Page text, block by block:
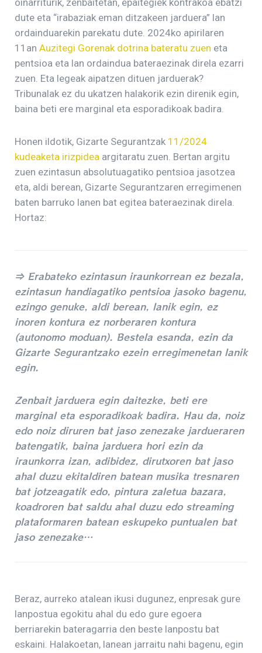
oinarriturik, zenbaitetan, epaitegiek kontrakoa ebatzi
dute eta “irabaziak eman ditzakeen jarduera” lan
ordainduarekin parekatu dute. 2024ko apirilaren
11an Auzitegi Gorenak dotrina bateratu zuen eta
pentsioa eta lan ordaindua bateraezinak direla ezarri
zuen. Eta legeak aipatzen dituen jarduerak?
Tribunalak ez du ukatzen halakorik ezin direnik egin,
baina beti ere marginal eta esporadikoak badira.
Honen ildotik, Gizarte Segurantzak 11/2024
kudeaketa irizpidea argitaratu zuen. Bertan argitu
zuen ezintasun absolutuagatiko pentsioa jasotzea
eta, aldi berean, Gizarte Segurantzaren erregimenen
baten barruko lanen bat egitea bateraezinak direla.
Hortaz:
⇒ Erabateko ezintasun iraunkorrean ez bezala,
ezintasun handiagatiko pentsioa jasoko bagenu,
ezingo genuke, aldi berean, lanik egin, ez
inoren kontura ez norberaren kontura
(autonomo moduan). Bestela esanda, ezin da
Gizarte Segurantzako ezein erregimenetan lanik
egin.
Zenbait jarduera egin daitezke, beti ere
marginal eta esporadikoak badira. Hau da, noiz
edo noiz diruren bat jaso zenezake jardueraren
batengatik, baina jarduera hori ezin da
iraunkorra izan, adibidez, dirutxoren bat jaso
ahal duzu ekitaldiren batean musika tresnaren
bat jotzeagatik edo, pintura zaletua bazara,
koadroren bat saldu ahal duzu edo streaming
plataformaren batean eskupeko puntualen bat
jaso zenezake…
Beraz, aurreko atalean ikusi dugunez, enpresak gure
lanpostua egokitu ahal du edo gure egoera
berriarekin bateragarria den beste lanpostu bat
eskaini. Halakoetan, lanean jarraitu nahi bagenu, egin